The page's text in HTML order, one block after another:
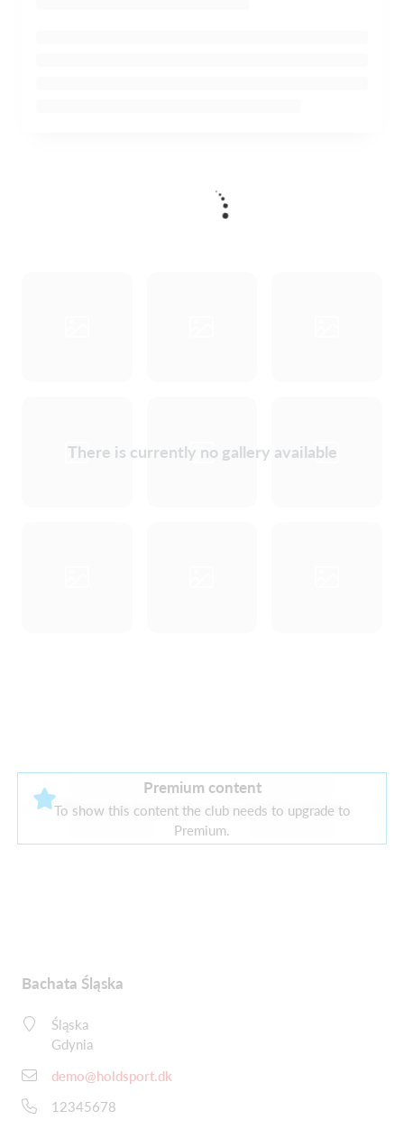
There is currently no gallery available
Premium content
To show this content the club needs to upgrade to
Premium.
There are currently no current sponsors
Bachata Śląska
Śląska
Gdynia
demo@holdsport.dk
12345678